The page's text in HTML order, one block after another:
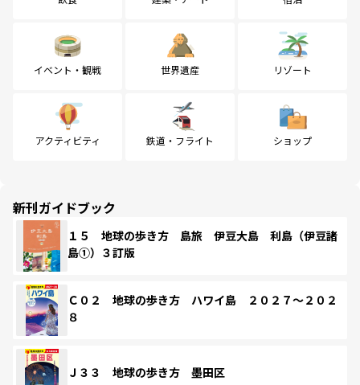
イベント・観戦 世界遺産 リゾート
アクティビティ 鉄道・フライト ショップ
新刊ガイドブック
１５ 地球の歩き方 島旅 伊豆大島 利島（伊豆諸
島①）３訂版
Ｃ０２ 地球の歩き方 ハワイ島 ２０２７～２０２
８
Ｊ３３ 地球の歩き方 墨田区